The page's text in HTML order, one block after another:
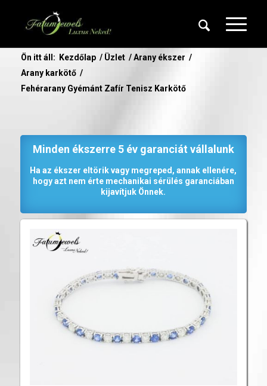
Ön itt áll: Kezdőlap / Üzlet / Arany ékszer /
Arany karkötő /
Fehérarany Gyémánt Zafír Tenisz Karkötő
Minden ékszerre 5 év garanciát vállalunk
Ha az ékszer eltörik vagy megreped, annak ellenére,
hogy azt nem érte mechanikai sérülés garanciában
kijavítjuk Önnek.